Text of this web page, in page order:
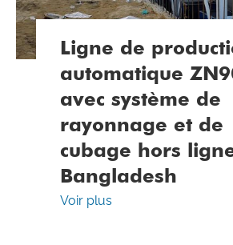
Ligne de
automatique
avec système de
rayonnage et de
cubage hors
Bangladesh
Voir plus